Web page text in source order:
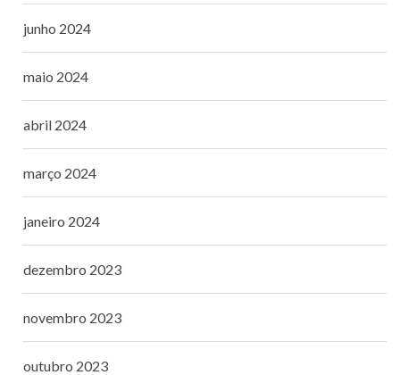
junho 2024
maio 2024
abril 2024
março 2024
janeiro 2024
dezembro 2023
novembro 2023
outubro 2023